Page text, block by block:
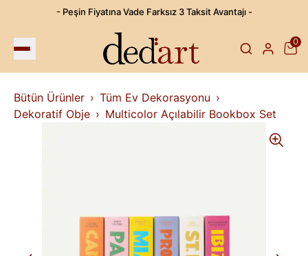
- Peşin Fiyatına Vade Farksız 3 Taksit Avantajı -
0
Bütün Ürünler
Tüm Ev Dekorasyonu
Dekoratif Obje
Multicolor Açılabilir Bookbox Set